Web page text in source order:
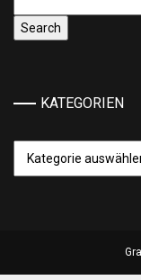
KATEGORIEN